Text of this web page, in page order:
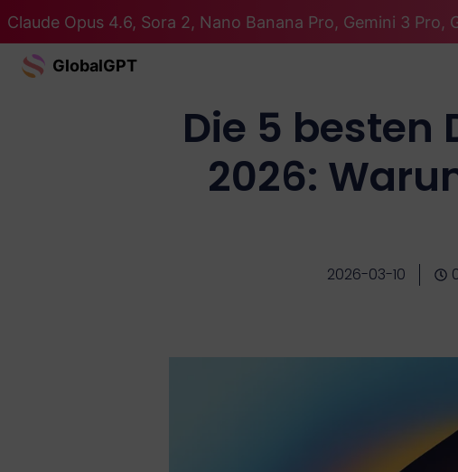
Claude Opus 4.6, Sora 2, Nano Banana Pro, Gemini 3 Pro,
GlobalGPT
Die 5
2026:
2026-03-10